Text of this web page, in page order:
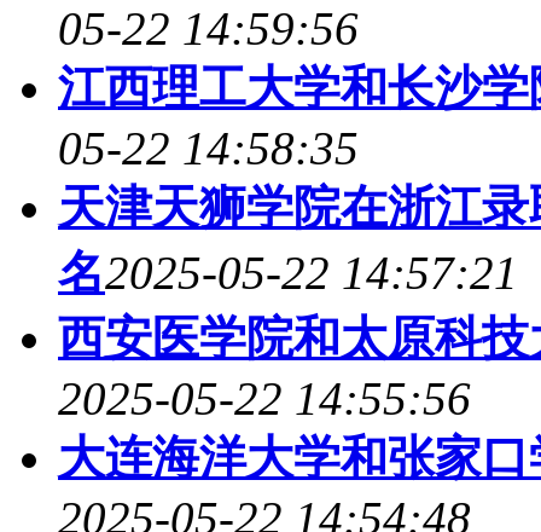
05-22 14:59:56
江西理工大学和长沙
05-22 14:58:35
天津天狮学院在浙江
名2025-05-22 14:57:21
西安医学院和太原科
2025-05-22 14:55:56
大连海洋大学和张家
2025-05-22 14:54:48